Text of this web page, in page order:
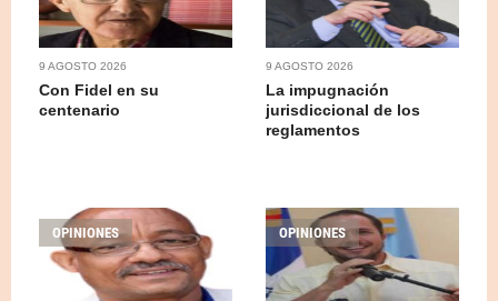
9 AGOSTO 2026
Con Fidel en su
centenario
9 AGOSTO 2026
La impugnación
jurisdiccional de los
reglamentos
OPINIONES OPINIONES